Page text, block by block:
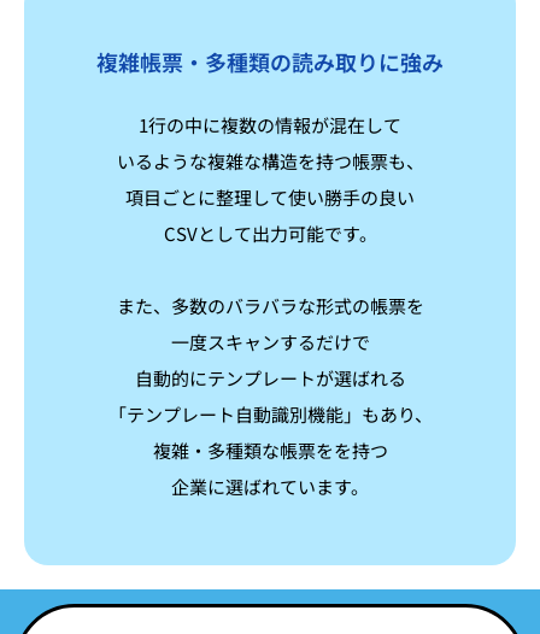
複雑帳票・多種類の読み取りに強み
1行の中に複数の情報が混在して
いるような複雑な構造を持つ帳票も、
項目ごとに整理して使い勝手の良い
CSVとして出力可能です。
また、多数のバラバラな形式の帳票を
一度スキャンするだけで
自動的にテンプレートが選ばれる
「テンプレート自動識別機能」もあり、
複雑・多種類な帳票をを持つ
企業に選ばれています。